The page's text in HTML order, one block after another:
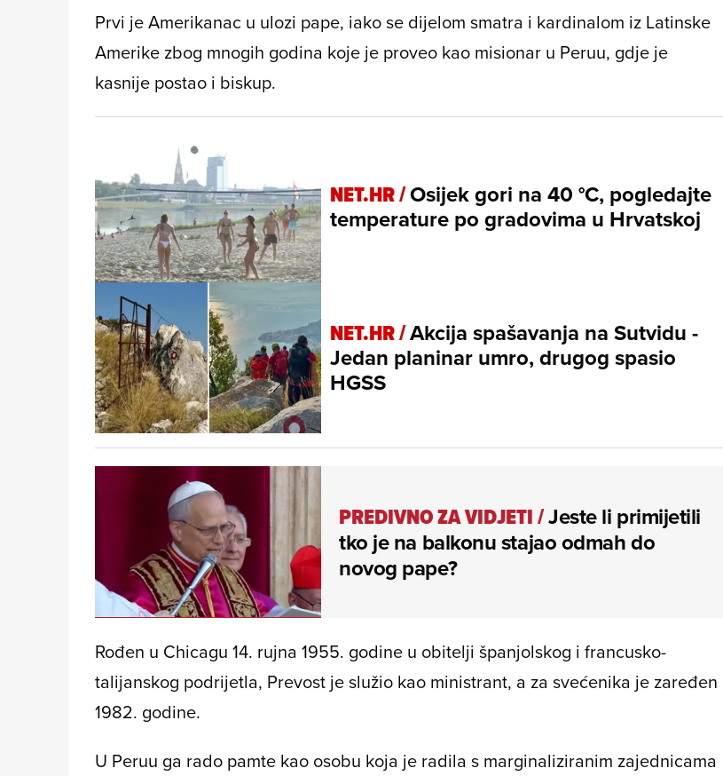
Prvi je Amerikanac u ulozi pape, iako se dijelom smatra i kardinalom iz Latinske
Amerike zbog mnogih godina koje je proveo kao misionar u Peruu, gdje je
kasnije postao i biskup.
NET.HR /Osijek gori na 40 °C, pogledajte
temperature po gradovima u Hrvatskoj
NET.HR /Akcija spašavanja na Sutvidu -
Jedan planinar umro, drugog spasio
HGSS
PREDIVNO ZA VIDJETI/Jeste li primijetili
tko je na balkonu stajao odmah do
novog pape?
Rođen u Chicagu 14. rujna 1955. godine u obitelji španjolskog i francusko-
talijanskog podrijetla, Prevost je služio kao ministrant, a za svećenika je zaređen
1982. godine.
U Peruu ga rado pamte kao osobu koja je radila s marginaliziranim zajednicama